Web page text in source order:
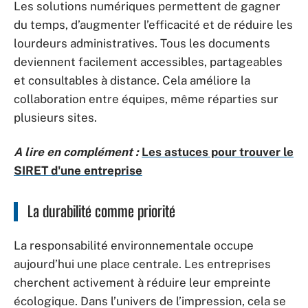
Les solutions numériques permettent de gagner
du temps, d’augmenter l’efficacité et de réduire les
lourdeurs administratives. Tous les documents
deviennent facilement accessibles, partageables
et consultables à distance. Cela améliore la
collaboration entre équipes, même réparties sur
plusieurs sites.
A lire en complément : Les astuces pour trouver le
SIRET d'une entreprise
La durabilité comme priorité
La responsabilité environnementale occupe
aujourd’hui une place centrale. Les entreprises
cherchent activement à réduire leur empreinte
écologique. Dans l’univers de l’impression, cela se